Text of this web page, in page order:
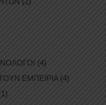
(4)
ΕΜΠΕΙΡΙΑ(4)